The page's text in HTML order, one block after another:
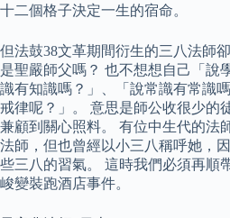
十二個格子決定一生的宿命。
但法鼓38文革期間衍生的三八法師
是聖嚴師父嗎？ 也不想想自己「說
識有知識嗎？」、「說常識有常識
戒律呢？」。 意思是師公收很少的
兼顧到關心照料。 有位中生代的法
法師，但也曾經以小三八稱呼她，
些三八的習氣。 這時我們必須再順
峻變裝跑酒店事件。